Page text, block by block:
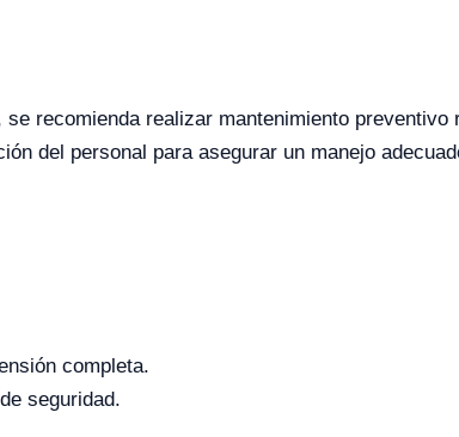
recomienda realizar mantenimiento
del personal para asegurar un manejo
completa.
seguridad.